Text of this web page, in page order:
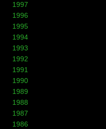
1997
1996
1995
1994
1993
1992
1991
1990
1989
1988
1987
1986